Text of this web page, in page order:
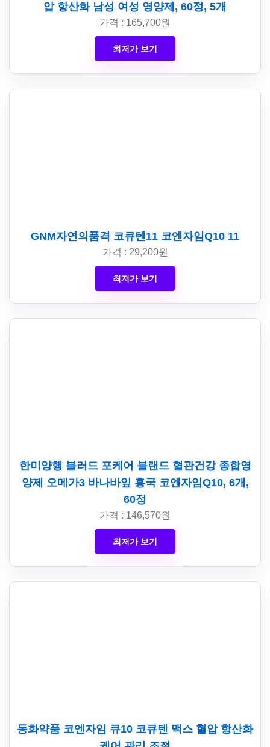
압 항산화 남성 여성 영양제, 60정, 5개
가격 : 165,700원
최저가 보기
GNM자연의품격 코큐텐11 코엔자임Q10 11
가격 : 29,200원
최저가 보기
한미양행 블러드 포케어 블랜드 혈관건강 종합영
양제 오메가3 바나바잎 홍국 코엔자임Q10, 6개,
60정
가격 : 146,570원
최저가 보기
동화약품 코엔자임 큐10 코큐텐 맥스 혈압 항산화